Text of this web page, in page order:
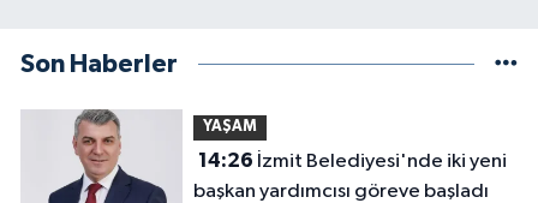
Son Haberler
YAŞAM
14:26
başkan yardımcısı göreve başladı